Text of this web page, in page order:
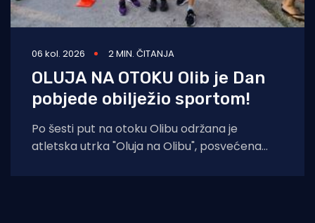
06 kol. 2026 2 MIN. ČITANJA
OLUJA NA OTOKU Olib je Dan
pobjede obilježio sportom!
Po šesti put na otoku Olibu održana je
atletska utrka "Oluja na Olibu", posvećena